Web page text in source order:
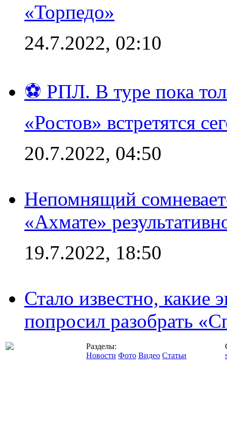
«Торпедо»
24.7.2022, 02:10
⚽ РПЛ. В туре пока
«Ростов» встретятся
20.7.2022, 04:50
Непомнящий
«Ахмате»
19.7.2022, 18:50
Стало известно, какие
попросил разобрать
Разделы:
Новости Фото Видео Статьи